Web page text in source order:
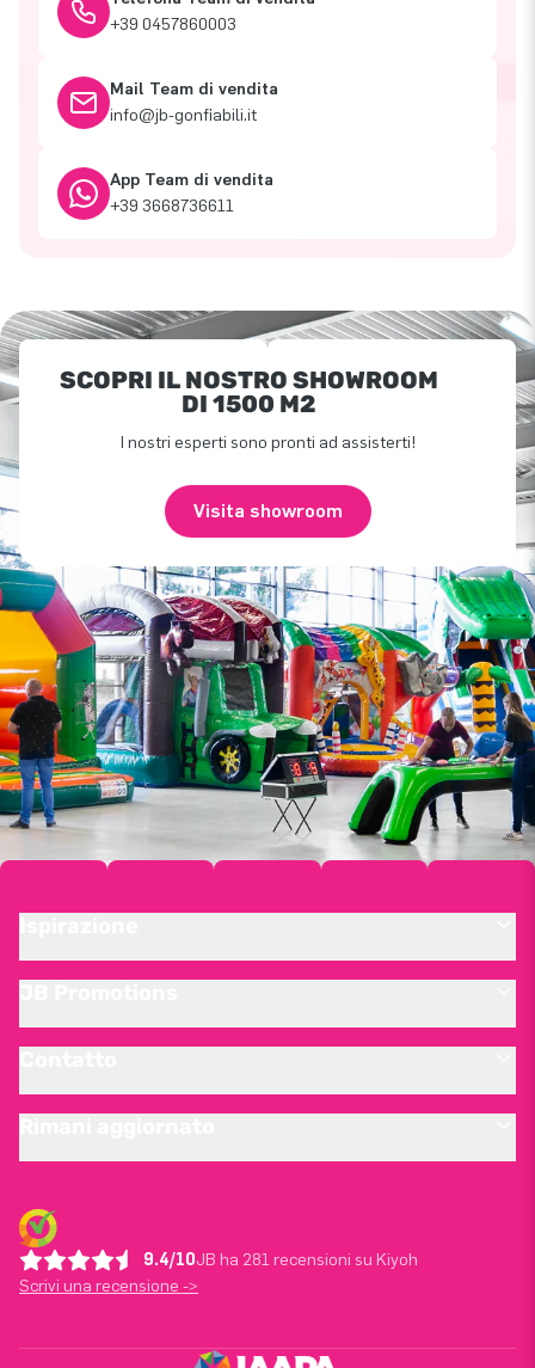
+39 0457860003
Mail Team di vendita
info@jb-gonfiabili.it
App Team di vendita
+39 3668736611
SCOPRI IL NOSTRO SHOWROOM
DI 1500 M2
I nostri esperti sono pronti ad assisterti!
Visita showroom
9.4/10JB ha 281 recensioni su Kiyoh
Scrivi una recensione ->